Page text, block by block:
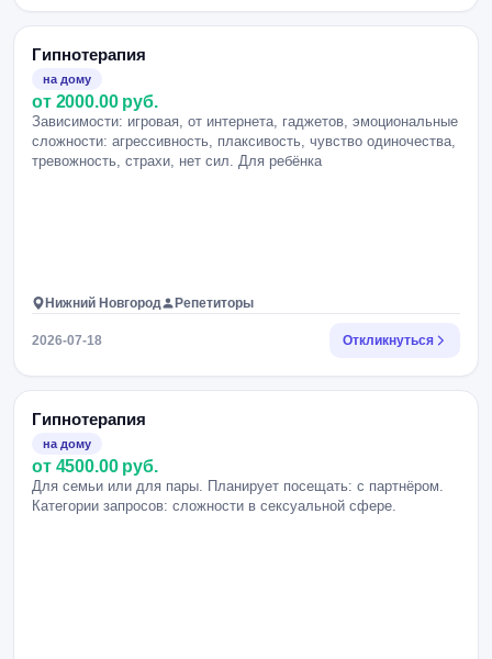
Гипнотерапия
на дому
от 2000.00 руб.
Зависимости: игровая, от интернета, гаджетов, эмоциональные
сложности: агрессивность, плаксивость, чувство одиночества,
тревожность, страхи, нет сил. Для ребёнка
Нижний Новгород Репетиторы
2026-07-18 Откликнуться
Гипнотерапия
на дому
от 4500.00 руб.
Для семьи или для пары. Планирует посещать: с партнёром.
Категории запросов: сложности в сексуальной сфере.